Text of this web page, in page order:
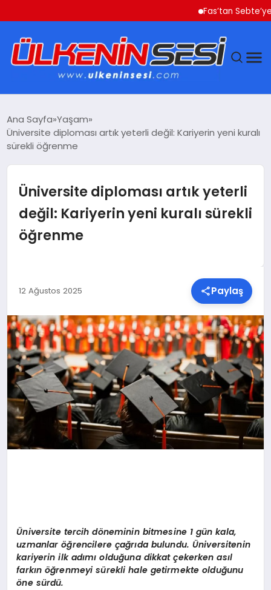
Fas’tan Sebte’ye Geçen
EKONOMI
SAĞLIK
SPOR
TEKNOLOJI
YAŞAM
MALATYA HABERLERI
Ana Sayfa Yaşam
Üniversite diploması artık yeterli değil: Kariyerin yeni kuralı
sürekli öğrenme
Üniversite diploması artık yeterli
değil: Kariyerin yeni kuralı sürekli
öğrenme
12 Ağustos 2025 Paylaş
Üniversite tercih döneminin bitmesine 1 gün kala,
uzmanlar öğrencilere çağrıda bulundu. Üniversitenin
kariyerin ilk adımı olduğuna dikkat çekerken asıl
farkın öğrenmeyi sürekli hale getirmekte olduğunu
öne sürdü.